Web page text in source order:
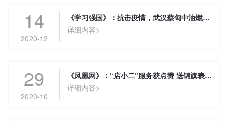
14
2020-12
《学习强国》：抗击疫情，武汉蔡甸中油燃气在行动
详细内容>
29
2020-10
《凤凰网》：“店小二”服务获点赞 送锦旗表心意
详细内容>